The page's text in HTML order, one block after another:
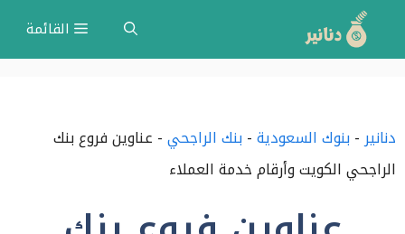
انتقل
إلى
القائمة
دنانير-بنوك السعودية-بنك الراجحي- عناوين فروع بنك
الراجحي الكويت وأرقام خدمة العملاء